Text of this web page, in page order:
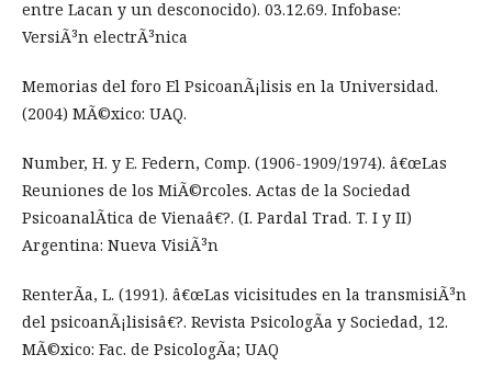
entre Lacan y un desconocido). 03.12.69. Infobase:
VersiÃ³n electrÃ³nica
Memorias del foro El PsicoanÃ¡lisis en la Universidad.
(2004) MÃ©xico: UAQ.
Number, H. y E. Federn, Comp. (1906-1909/1974). â€œLas
Reuniones de los MiÃ©rcoles. Actas de la Sociedad
PsicoanalÃ­tica de Vienaâ€?. (I. Pardal Trad. T. I y II)
Argentina: Nueva VisiÃ³n
RenterÃ­a, L. (1991). â€œLas vicisitudes en la transmisiÃ³n
del psicoanÃ¡lisisâ€?. Revista PsicologÃ­a y Sociedad, 12.
MÃ©xico: Fac. de PsicologÃ­a; UAQ